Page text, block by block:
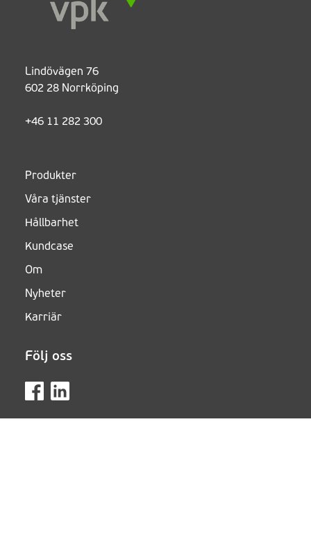
Lindövägen 76
602 28 Norrköping
+46 11 282 300
Produkter
Våra tjänster
Hållbarhet
Kundcase
Om
Nyheter
Karriär
Följ oss